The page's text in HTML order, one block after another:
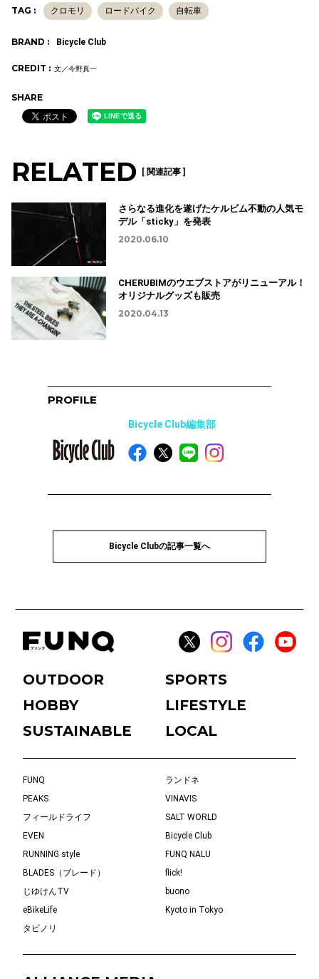
TAG : クロモリ ロードバイク 自転車
BRAND : Bicycle Club
CREDIT : 文／今野真一
SHARE
RELATED [ 関連記事 ]
さらなる進化を遂げたケルビム不動の人気モ
デル「sticky」を発表
2020.06.10
CHERUBIMのウエブストアがリニューアル！
オリジナルグッズも販売
2020.04.13
PROFILE
Bicycle Club編集部
Bicycle Clubの記事一覧へ
OUTDOOR
SPORTS
HOBBY
LIFESTYLE
SUSTAINABLE
LOCAL
FUNQ
ランドネ
PEAKS
VINAVIS
フィールドライフ
SALT WORLD
EVEN
Bicycle Club
RUNNING style
FUNQ NALU
BLADES（ブレード）
flick!
じゆけんTV
buono
eBikeLife
Kyoto in Tokyo
タビノリ